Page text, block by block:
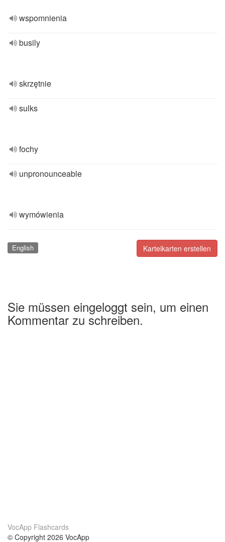
wspomnienia
busily
skrzętnie
sulks
fochy
unpronounceable
wymówienia
Karteikarten erstellen
English
Sie müssen eingeloggt sein, um einen
Kommentar zu schreiben.
VocApp Flashcards
© Copyright 2026 VocApp